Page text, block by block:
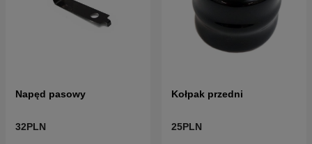
Napęd pasowy
32PLN
Kołpak przedni
25PLN